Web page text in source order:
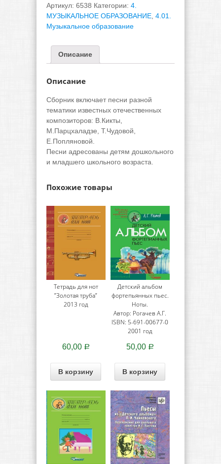
Артикул: 6538 Категории: 4.
МУЗЫКАЛЬНОЕ ОБРАЗОВАНИЕ, 4.01.
Музыкальное образование
Описание
Описание
Сборник включает песни разной
тематики известных отечественных
композиторов: В.Кикты,
М.Парцхаладзе, Т.Чудовой,
Е.Попляновой.
Песни адресованы детям дошкольного
и младшего школьного возраста.
Похожие товары
Тетрадь для нот
”Золотая труба”
2013 год
60,00 Р
В корзину
Детский альбом
фортепьянных пьес.
Ноты.
Автор: Рогачев А.Г.
ISBN: 5-691-00677-0
2001 год
50,00 Р
В корзину